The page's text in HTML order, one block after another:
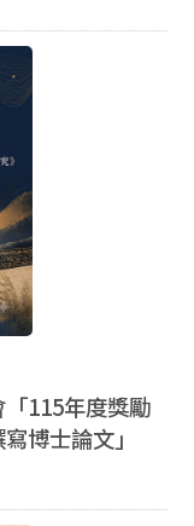
明「致新聘教師
認推薦信於申請
為社會工作/福
孩子的生命逝去是
結構性的悲劇歸
將徹底摧毀社會
證人責任 司法
意指社工須對受
，社工的工作本
小時的貼身監
卻仍要因保母刻
於要求社工具備
擴張，將使社工
洞
能鑑定、跨單位
壞時，司法卻選
原真相，反而掩
理「解決問題的
劇只會不斷輪
115年度獎勵
博士論文」